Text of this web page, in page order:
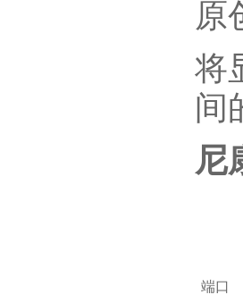
原
将
间
尼
端口